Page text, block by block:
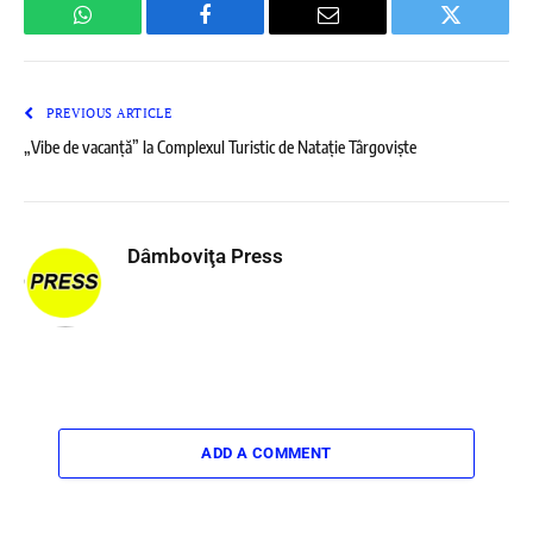
WhatsApp Facebook Email Twitter
PREVIOUS ARTICLE
„Vibe de vacanță” la Complexul Turistic de Natație Târgoviște
Dâmboviţa Press
ADD A COMMENT